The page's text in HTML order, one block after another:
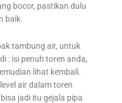
bocor, pastikan dulu
baik.
tambung air, untuk
: isi penuh toren anda,
lihat kembali.
air dalam toren
jadi itu gejala pipa